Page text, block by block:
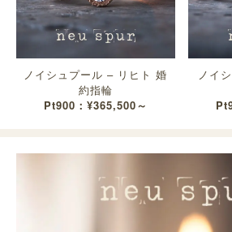
ノイシュプール – リヒト 婚
約指輪
Pt900：¥365,500～
ノイ